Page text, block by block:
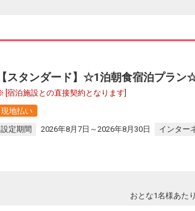
【スタンダード】☆1泊朝食宿泊プラン
[宿泊施設との直接契約となります]
現地払い
設定期間
2026年8月7日～2026年8月30日 インター
おとな1名様あた